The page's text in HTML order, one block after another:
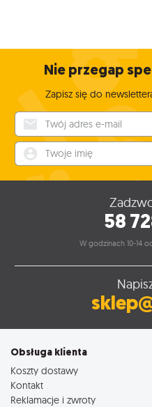
Nie przegap
Zapisz się do
58
W godzinach 10-14
Obsługa klienta
Koszty dostawy
Kontakt
Reklamacje i zwroty